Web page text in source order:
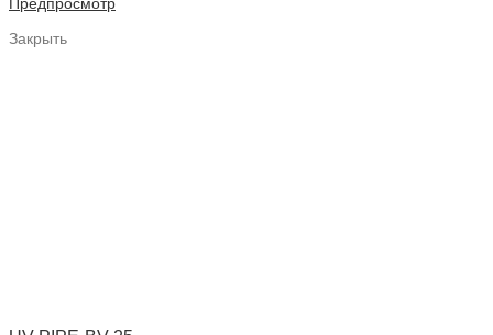
Закрыть